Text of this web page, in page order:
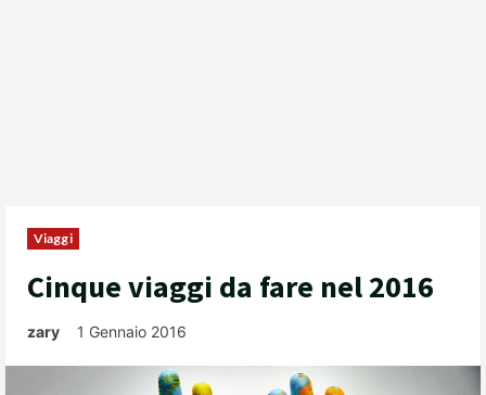
Viaggi
Cinque viaggi da fare nel 2016
zary 1 Gennaio 2016